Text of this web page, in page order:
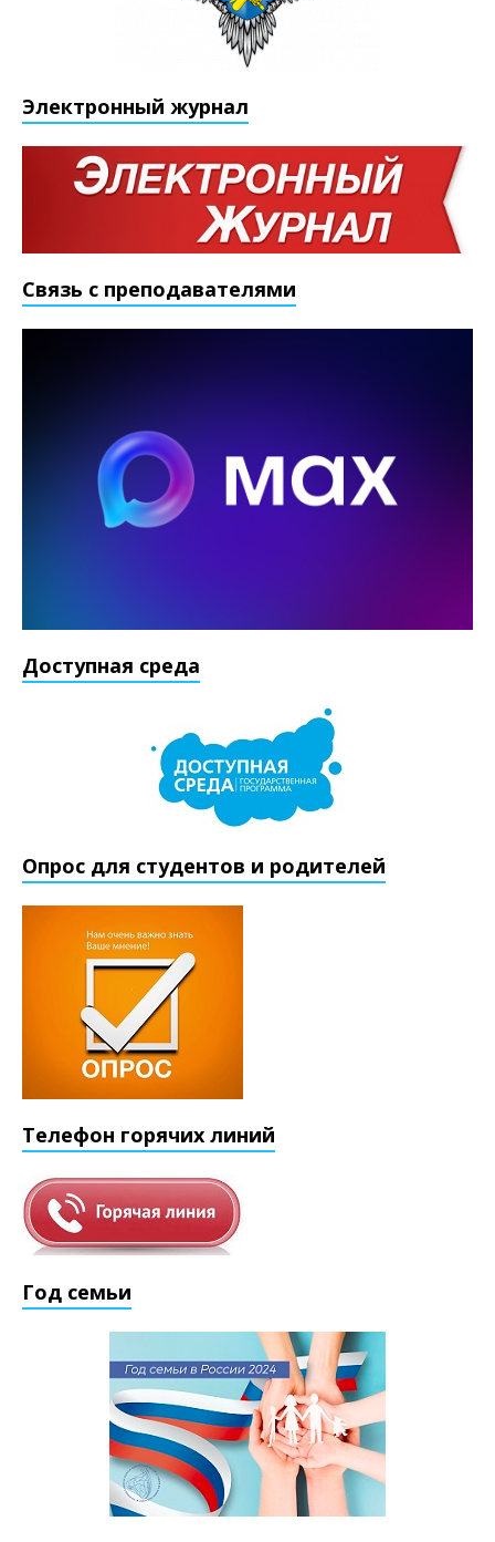
Электронный журнал
Связь с преподавателями
Доступная среда
Опрос для студентов и родителей
Телефон горячих линий
Год семьи